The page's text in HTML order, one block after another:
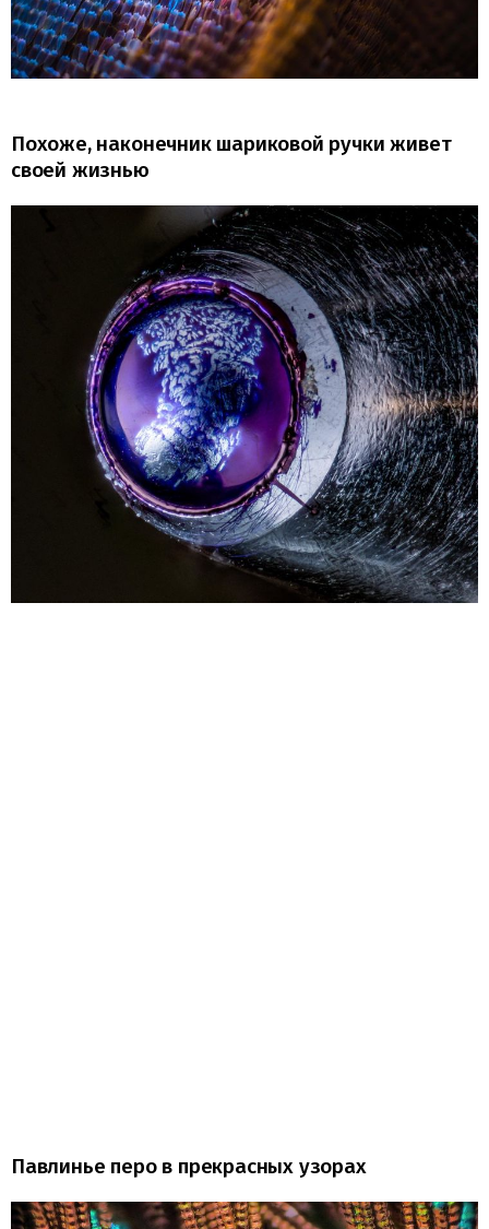
Похоже, наконечник шариковой ручки живет
своей жизнью
Павлинье перо в прекрасных узорах